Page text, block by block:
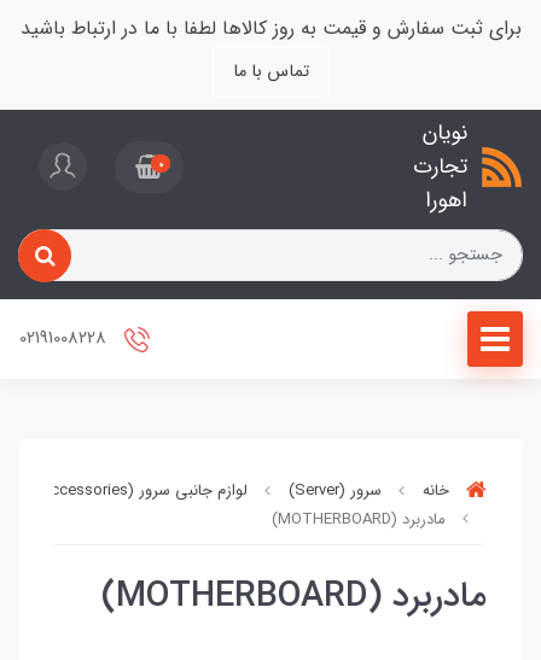
برای ثبت سفارش و قیمت به روز کالاها لطفا با ما در ارتباط باشید
تماس با ما
نویان
تجارت
اهورا
0
خانه سرور (Server)
لوازم جانبی سرور (Server Accessories)
مادربرد (MOTHERBOARD)
مادربرد (MOTHERBOARD)